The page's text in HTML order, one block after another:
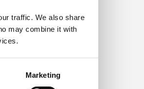
traffic. We also share
may combine it with
Marketing
implique de
conduite
, et